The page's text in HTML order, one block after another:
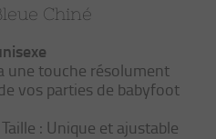
Chiné
une touche résolument
vos parties de babyfoot
: Unique et ajustable